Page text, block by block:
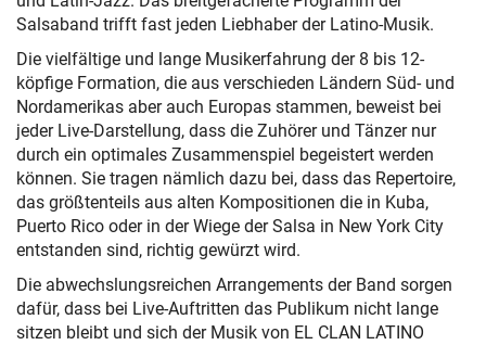
Salsaband trifft fast jeden Liebhaber der Latino-Musik.
Die vielfältige und lange Musikerfahrung der 8 bis 12-
köpfige Formation, die aus verschieden Ländern Süd- und
Nordamerikas aber auch Europas stammen, beweist bei
jeder Live-Darstellung, dass die Zuhörer und Tänzer nur
durch ein optimales Zusammenspiel begeistert werden
können. Sie tragen nämlich dazu bei, dass das Repertoire,
das größtenteils aus alten Kompositionen die in Kuba,
Puerto Rico oder in der Wiege der Salsa in New York City
entstanden sind, richtig gewürzt wird.
Die abwechslungsreichen Arrangements der Band sorgen
dafür, dass bei Live-Auftritten das Publikum nicht lange
sitzen bleibt und sich der Musik von EL CLAN LATINO